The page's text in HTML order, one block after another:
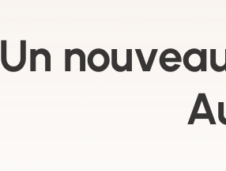
Un